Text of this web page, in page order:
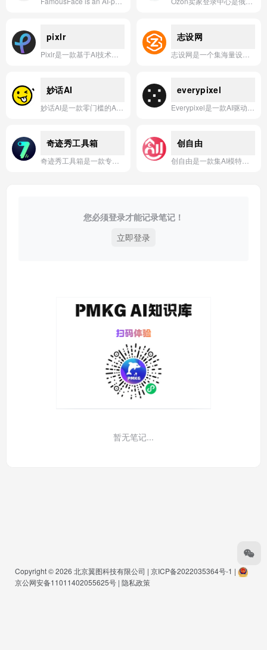
pixlr 志设网
妙话AI everypixel
奇迹秀工具箱 创自由
您必须登录才能记录笔记！
立即登录
暂无笔记...
Copyright © 2026 北京翼图科技有限公司 | 京ICP备2022035364号-1 |
京公网安备11011402055625号 | 隐私政策